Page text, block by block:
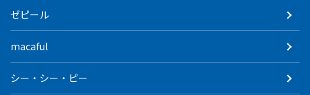
ゼピール
macaful
シー・シー・ピー